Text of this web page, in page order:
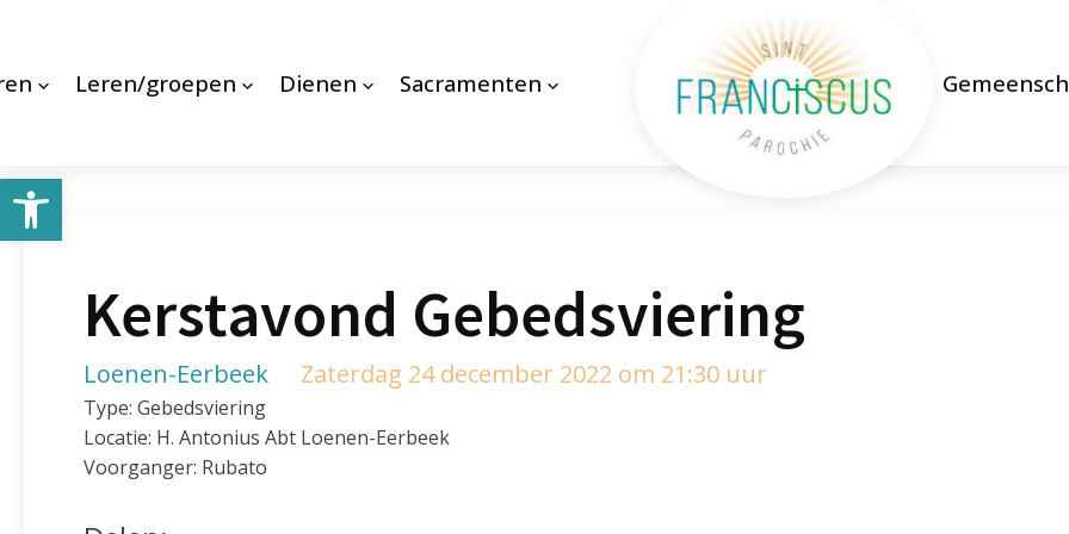
Toolbar openen
Leren/groepen Dienen Sacramenten
Kerstavond Gebedsviering
Loenen-Eerbeek Zaterdag 24 december 2022 om 21:30 uur
Type: Gebedsviering
Locatie: H. Antonius Abt Loenen-Eerbeek
Voorganger: Rubato